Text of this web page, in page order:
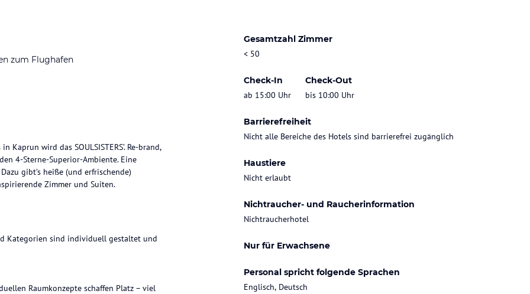
zum Flughafen
Gesamtzahl Zimmer
< 50
Check-In
ab 15:00 Uhr
Check-Out
bis 10:00 Uhr
Barrierefreiheit
Nicht alle Bereiche des Hotels sind barrierefrei zugänglich
Haustiere
Nicht erlaubt
Nichtraucher- und Raucherinformation
Nichtraucherhotel
Nur für Erwachsene
Personal spricht folgende Sprachen
Englisch, Deutsch
Kaprun wird das SOULSISTERS’. Re-brand,
4-Sterne-Superior-Ambiente. Eine
gibt’s heiße (und erfrischende)
Zimmer und Suiten.
Kategorien sind individuell gestaltet und
Raumkonzepte schaffen Platz – viel